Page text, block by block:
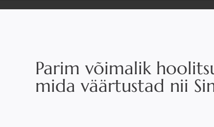
Parim võimalik
mida väärtustad nii